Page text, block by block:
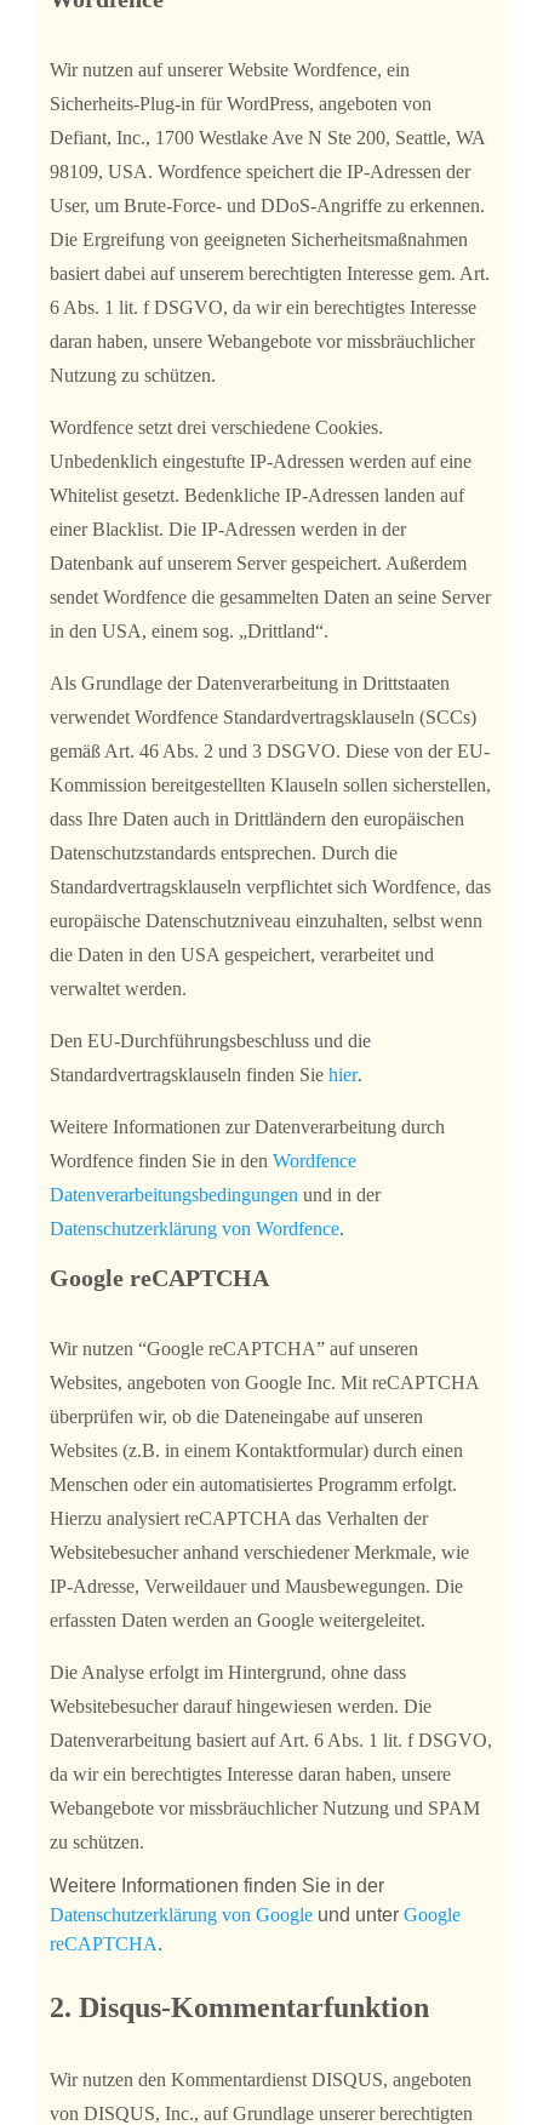
Wir nutzen auf unserer Website Wordfence, ein
Sicherheits-Plug-in für WordPress, angeboten von
Defiant, Inc., 1700 Westlake Ave N Ste 200, Seattle, WA
98109, USA. Wordfence speichert die IP-Adressen der
User, um Brute-Force- und DDoS-Angriffe zu erkennen.
Die Ergreifung von geeigneten Sicherheitsmaßnahmen
basiert dabei auf unserem berechtigten Interesse gem. Art.
6 Abs. 1 lit. f DSGVO, da wir ein berechtigtes Interesse
daran haben, unsere Webangebote vor missbräuchlicher
Nutzung zu schützen.
Wordfence setzt drei verschiedene Cookies.
Unbedenklich eingestufte IP-Adressen werden auf eine
Whitelist gesetzt. Bedenkliche IP-Adressen landen auf
einer Blacklist. Die IP-Adressen werden in der
Datenbank auf unserem Server gespeichert. Außerdem
sendet Wordfence die gesammelten Daten an seine Server
in den USA, einem sog. „Drittland“.
Als Grundlage der Datenverarbeitung in Drittstaaten
verwendet Wordfence Standardvertragsklauseln (SCCs)
gemäß Art. 46 Abs. 2 und 3 DSGVO. Diese von der EU-
Kommission bereitgestellten Klauseln sollen sicherstellen,
dass Ihre Daten auch in Drittländern den europäischen
Datenschutzstandards entsprechen. Durch die
Standardvertragsklauseln verpflichtet sich Wordfence, das
europäische Datenschutzniveau einzuhalten, selbst wenn
die Daten in den USA gespeichert, verarbeitet und
verwaltet werden.
Den EU-Durchführungsbeschluss und die
Standardvertragsklauseln finden Sie hier.
Weitere Informationen zur Datenverarbeitung durch
Wordfence finden Sie in den Wordfence
Datenverarbeitungsbedingungen und in der
Datenschutzerklärung von Wordfence.
Google reCAPTCHA
Wir nutzen “Google reCAPTCHA” auf unseren
Websites, angeboten von Google Inc. Mit reCAPTCHA
überprüfen wir, ob die Dateneingabe auf unseren
Websites (z.B. in einem Kontaktformular) durch einen
Menschen oder ein automatisiertes Programm erfolgt.
Hierzu analysiert reCAPTCHA das Verhalten der
Websitebesucher anhand verschiedener Merkmale, wie
IP-Adresse, Verweildauer und Mausbewegungen. Die
erfassten Daten werden an Google weitergeleitet.
Die Analyse erfolgt im Hintergrund, ohne dass
Websitebesucher darauf hingewiesen werden. Die
Datenverarbeitung basiert auf Art. 6 Abs. 1 lit. f DSGVO,
da wir ein berechtigtes Interesse daran haben, unsere
Webangebote vor missbräuchlicher Nutzung und SPAM
zu schützen.
Weitere Informationen finden Sie in der
Datenschutzerklärung von Google und unter Google
reCAPTCHA.
2. Disqus-Kommentarfunktion
Wir nutzen den Kommentardienst DISQUS, angeboten
von DISQUS, Inc., auf Grundlage unserer berechtigten